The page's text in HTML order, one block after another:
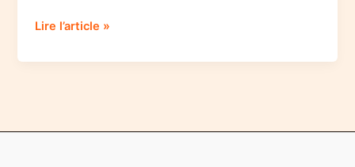
3
bien-
Lire l’article »